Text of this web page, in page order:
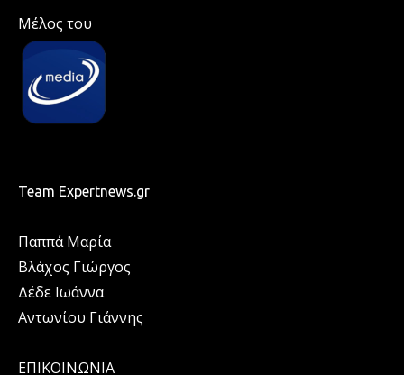
Μέλος του
Team Expertnews.gr
Παππά Μαρία
Βλάχος Γιώργος
Δέδε Ιωάννα
Αντωνίου Γιάννης
ΕΠΙΚΟΙΝΩΝΙΑ